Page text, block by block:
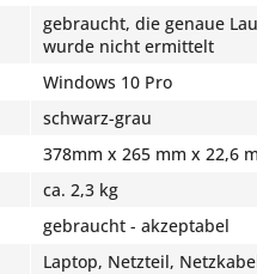
gebraucht, die genaue
wurde nicht ermittelt
Windows 10 Pro
schwarz-grau
378mm x 265 mm x 22,6
ca. 2,3 kg
gebraucht - akzeptabel
Laptop, Netzteil,